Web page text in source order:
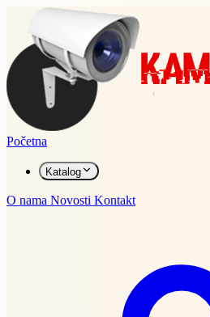
Početna
Katalog
O nama Novosti Kontakt